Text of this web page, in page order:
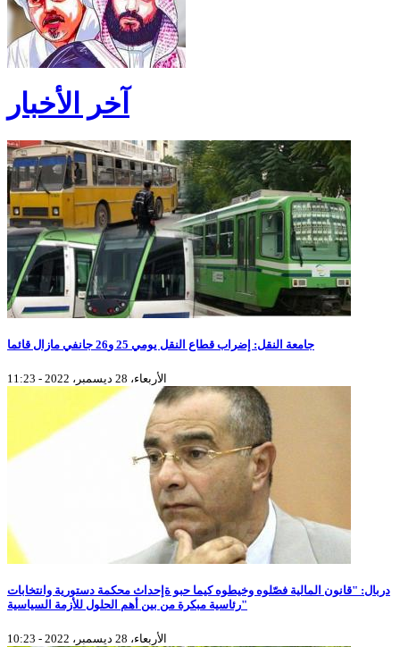
آخر الأخبار
جامعة النقل: إضراب قطاع النقل يومي 25 و26 جانفي مازال قائما
الأربعاء، 28 ديسمبر، 2022 - 11:23
دربال: "قانون المالية فصّلوه وخيطوه كيما حبو ةإحداث محكمة دستورية وانتخابات
رئاسية مبكرة من بين أهم الحلول للأزمة السياسية"
الأربعاء، 28 ديسمبر، 2022 - 10:23